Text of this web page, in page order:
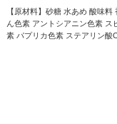
【原材料】砂糖 水あめ 酸味料
ん色素 アントシアニン色素 ス
素 パプリカ色素 ステアリン酸